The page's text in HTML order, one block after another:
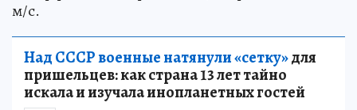
м/с.
Над СССР военные натянули «сетку»для
пришельцев: как страна 13 лет тайно
искала и изучала инопланетных гостей